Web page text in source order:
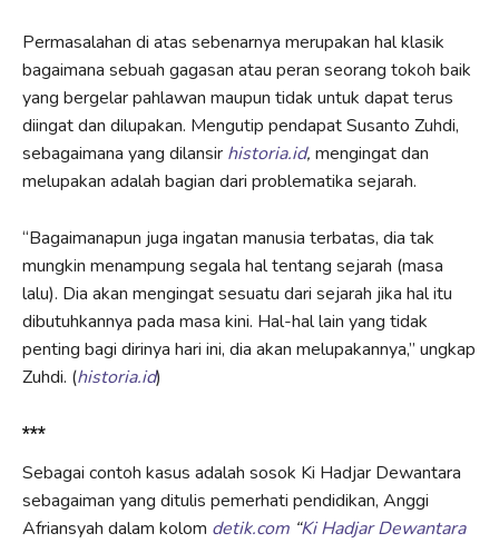
Permasalahan di atas sebenarnya merupakan hal klasik
bagaimana sebuah gagasan atau peran seorang tokoh baik
yang bergelar pahlawan maupun tidak untuk dapat terus
diingat dan dilupakan. Mengutip pendapat Susanto Zuhdi,
sebagaimana yang dilansir historia.id, mengingat dan
melupakan adalah bagian dari problematika sejarah.
“Bagaimanapun juga ingatan manusia terbatas, dia tak
mungkin menampung segala hal tentang sejarah (masa
lalu). Dia akan mengingat sesuatu dari sejarah jika hal itu
dibutuhkannya pada masa kini. Hal-hal lain yang tidak
penting bagi dirinya hari ini, dia akan melupakannya,” ungkap
Zuhdi. (historia.id)
***
Sebagai contoh kasus adalah sosok Ki Hadjar Dewantara
sebagaiman yang ditulis pemerhati pendidikan, Anggi
Afriansyah dalam kolom detik.com “Ki Hadjar Dewantara